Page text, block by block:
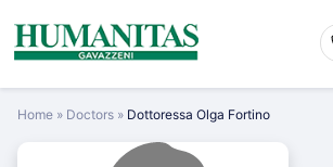
content
Home » Doctors » Dottoressa Olga Fortino